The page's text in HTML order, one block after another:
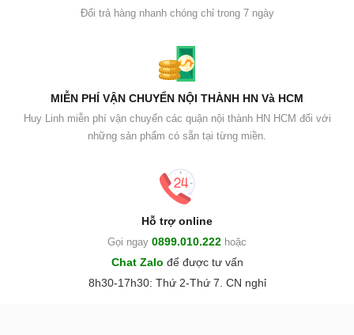
Đổi trả hàng nhanh chóng chỉ trong 7 ngày
MIỄN PHÍ VẬN CHUYỂN NỘI THÀNH HN Và HCM
Huy Linh miễn phí vận chuyển các quận nội thành HN HCM đối với
những sản phẩm có sẵn tại từng miền.
Hỗ trợ online
Gọi ngay 0899.010.222 hoặc
Chat Zalo để được tư vấn
8h30-17h30: Thứ 2-Thứ 7. CN nghỉ